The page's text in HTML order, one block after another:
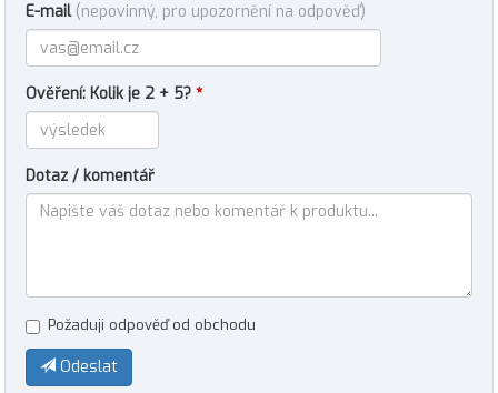
E-mail (nepovinný, pro upozornění na odpověď)
Ověření: Kolik je 2 + 5? *
Dotaz / komentář
Požaduji odpověď od obchodu
Odeslat